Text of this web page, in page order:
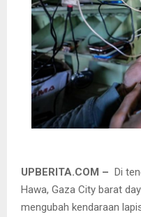
UPBERITA.COM – Di
Hawa, Gaza City barat
mengubah kendaraan